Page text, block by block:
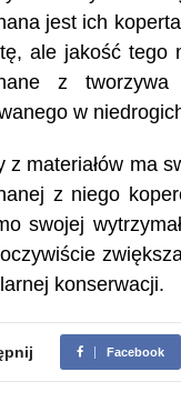
jest ich
ale jakość tego
z tworzywa
w
z materiałów ma
z niego
swojej
oczywiście
konserwacji.
Facebook